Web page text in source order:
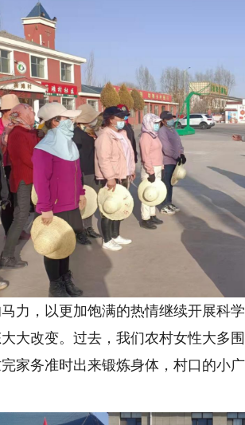
，以更加饱满的热情继续开展科学
大改变。过去，我们农村女性大多
家务准时出来锻炼身体，村口的小